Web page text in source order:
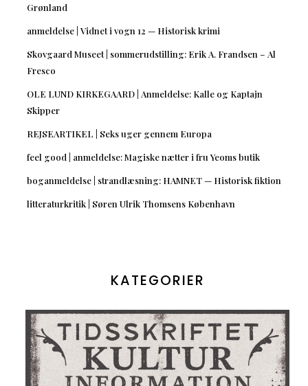
Grønland
anmeldelse | Vidnet i vogn 12 — Historisk krimi
Skovgaard Museet | sommerudstilling: Erik A. Frandsen – Al
Fresco
OLE LUND KIRKEGAARD | Anmeldelse: Kalle og Kaptajn
Skipper
REJSEARTIKEL | Seks uger gennem Europa
feel good | anmeldelse: Magiske nætter i fru Yeoms butik
boganmeldelse | strandlæsning: HAMNET — Historisk fiktion
litteraturkritik | Søren Ulrik Thomsens København
KATEGORIER